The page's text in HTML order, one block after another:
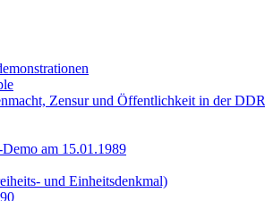
Zensur und Öffentlichkeit in der DDR
am 15.01.1989
und Einheitsdenkmal)